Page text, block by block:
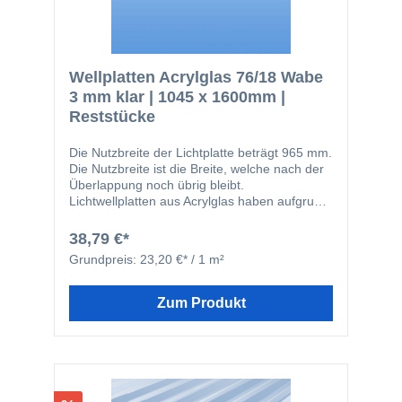
Flächen.
Wellplatten Acrylglas 76/18 Wabe
3 mm klar | 1045 x 1600mm |
Reststücke
Die Nutzbreite der Lichtplatte beträgt 965 mm.
Die Nutzbreite ist die Breite, welche nach der
Überlappung noch übrig bleibt.
Lichtwellplatten aus Acrylglas haben aufgrund
Anwendungsmöglichkeiten. Die Platten
werden durch die Extrusion von Acryl (z.B.
Plexiglas) hergestellt. Acrylwellplatten sind
Lichtdurchlässigkeit von über 85 % im
38,79 €*
Grundpreis: 23,20 €* / 1 m²
Zum Produkt